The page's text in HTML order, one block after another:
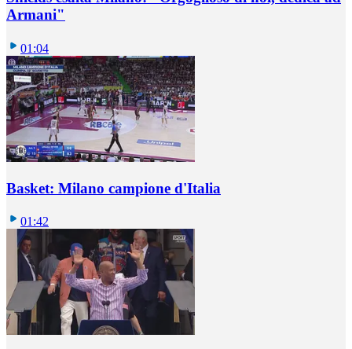
Armani"
01:04
Basket: Milano campione d'Italia
01:42